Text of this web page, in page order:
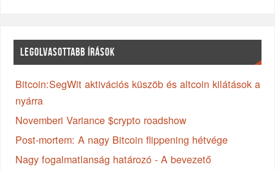
LEGOLVASOTTABB ÍRÁSOK
Bitcoin:SegWit aktivációs küszöb és altcoin kilátások a
nyárra
Novemberi Variance $crypto roadshow
Post-mortem: A nagy Bitcoin flippening hétvége
Nagy fogalmatlanság határozó - A bevezető